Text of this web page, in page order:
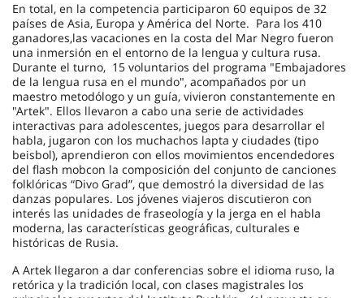
En total, en la competencia participaron 60 equipos de 32
países de Asia, Europa y América del Norte. Para los 410
ganadores,las vacaciones en la costa del Mar Negro fueron
una inmersión en el entorno de la lengua y cultura rusa.
Durante el turno, 15 voluntarios del programa "Embajadores
de la lengua rusa en el mundo", acompañados por un
maestro metodólogo y un guía, vivieron constantemente en
"Artek". Ellos llevaron a cabo una serie de actividades
interactivas para adolescentes, juegos para desarrollar el
habla, jugaron con los muchachos lapta y ciudades (tipo
beisbol), aprendieron con ellos movimientos encendedores
del flash mobcon la composición del conjunto de canciones
folklóricas “Divo Grad”, que demostró la diversidad de las
danzas populares. Los jóvenes viajeros discutieron con
interés las unidades de fraseología y la jerga en el habla
moderna, las características geográficas, culturales e
históricas de Rusia.
A Artek llegaron a dar conferencias sobre el idioma ruso, la
retórica y la tradición local, con clases magistrales los